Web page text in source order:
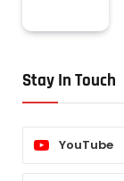
Stay In Touch
YouTube